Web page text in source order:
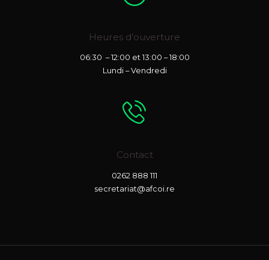
Heures d’ouverture
06:30 – 12:00 et 13:00 – 18:00
Lundi – Vendredi
Contact
0262 888 111
secretariat@afcoi.re